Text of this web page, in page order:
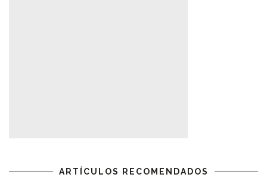
ARTÍCULOS RECOMENDADOS